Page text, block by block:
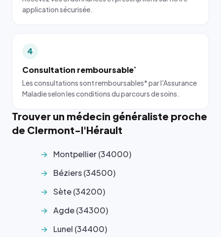
application sécurisée.
4
Consultation remboursable*
Les consultations sont remboursables* par l'Assurance
Maladie selon les conditions du parcours de soins.
Trouver un médecin généraliste proche
de Clermont-l'Hérault
Montpellier (34000)
Béziers (34500)
Sète (34200)
Agde (34300)
Lunel (34400)